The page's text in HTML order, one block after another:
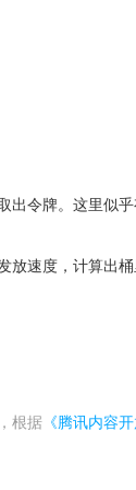
出令牌。这里似
放速度，计算出
根据 《腾讯内容